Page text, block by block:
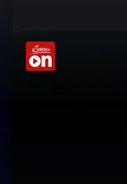
Der Talk